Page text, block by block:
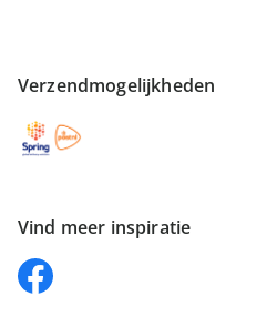
Verzendmogelijkheden
Vind meer inspiratie